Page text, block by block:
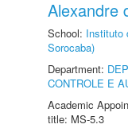
Alexandre
School: Instituto
Sorocaba)
Department:
CONTROLE E
Academic
title: MS-5.3